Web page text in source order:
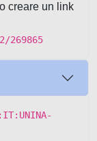
creare un link
269865